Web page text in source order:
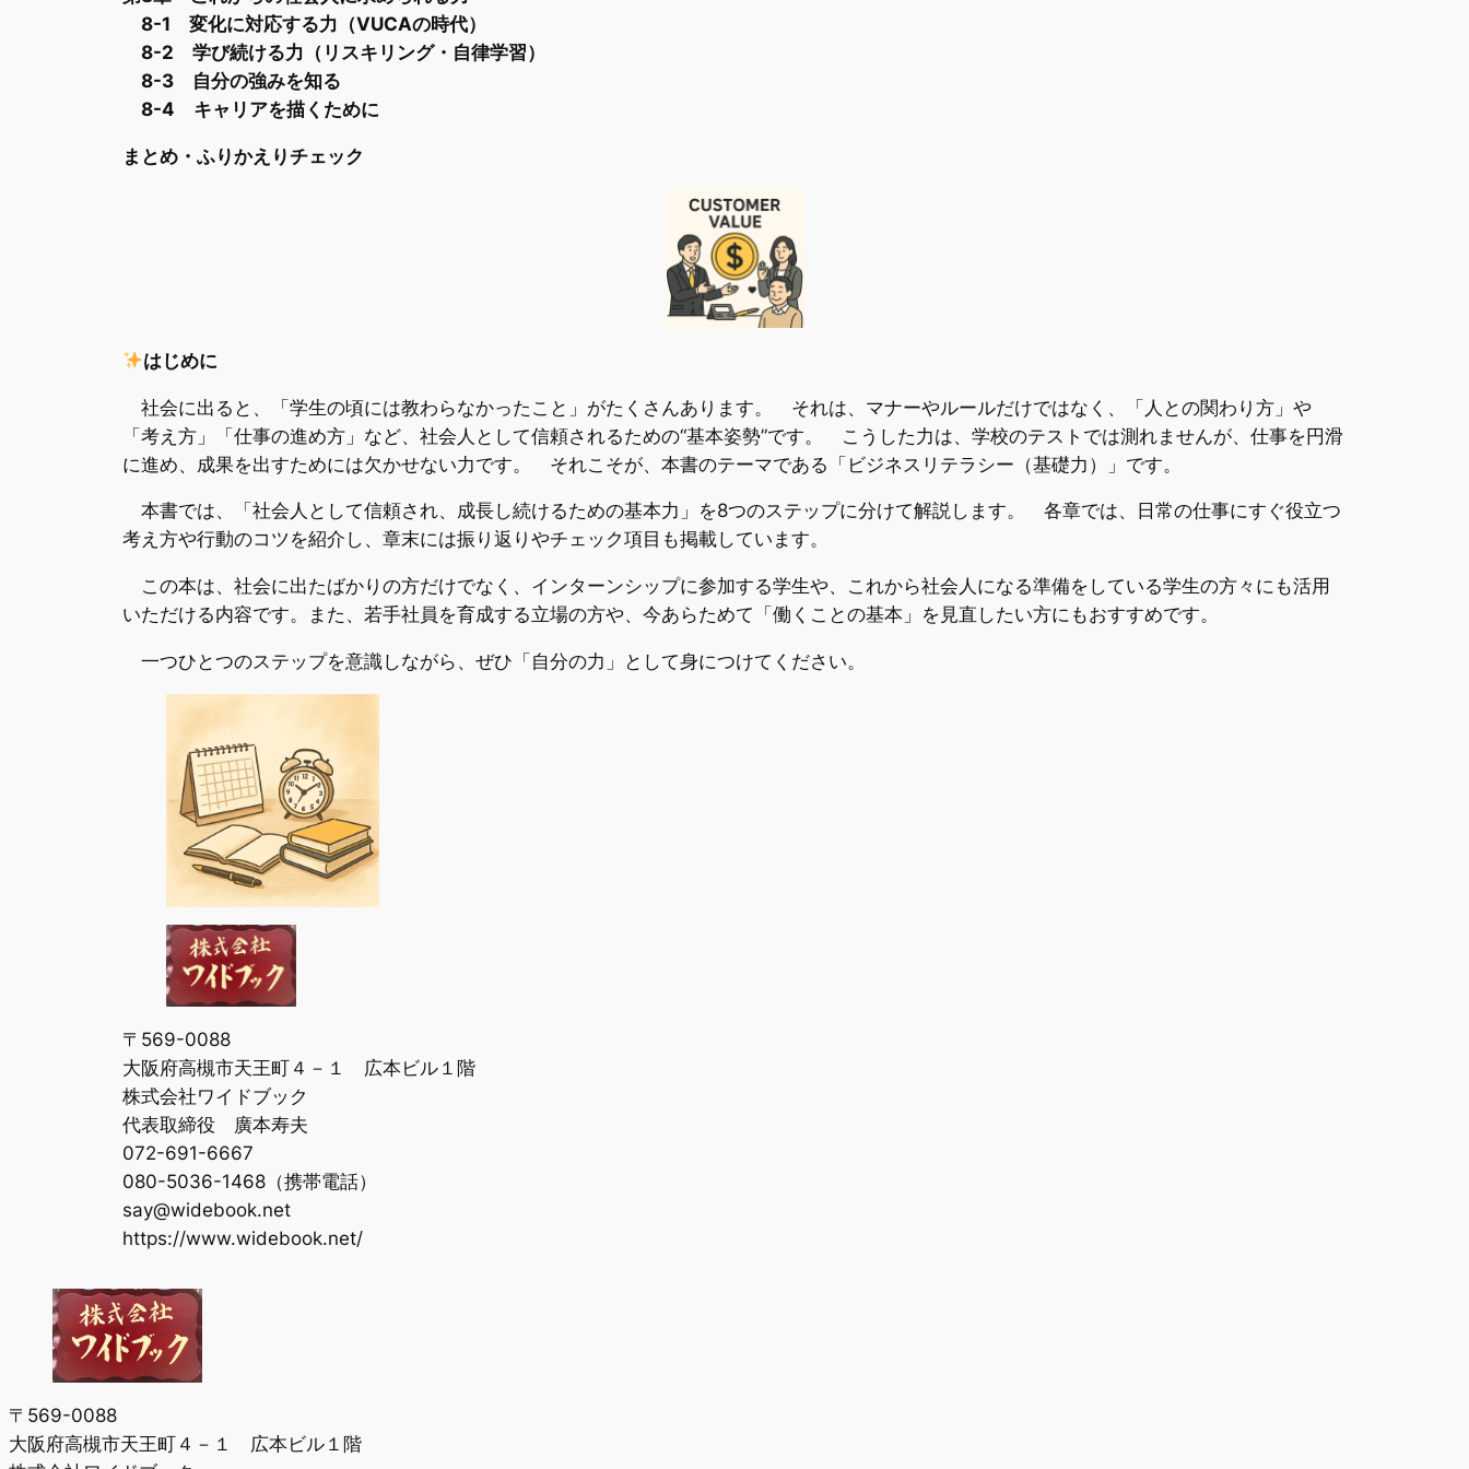
8-1 変化に対応する力（VUCAの時代）
8-2 学び続ける力（リスキリング・自律学習）
8-3 自分の強みを知る
8-4 キャリアを描くために
まとめ・ふりかえりチェック
はじめに
社会に出ると、「学生の頃には教わらなかったこと」がたくさんあります。 それは、マナーやルールだけではなく、「人との関わり方」や
「考え方」「仕事の進め方」など、社会人として信頼されるための“基本姿勢”です。 こうした力は、学校のテストでは測れませんが、仕事を円滑
に進め、成果を出すためには欠かせない力です。 それこそが、本書のテーマである「ビジネスリテラシー（基礎力）」です。
本書では、「社会人として信頼され、成長し続けるための基本力」を8つのステップに分けて解説します。 各章では、日常の仕事にすぐ役立つ
考え方や行動のコツを紹介し、章末には振り返りやチェック項目も掲載しています。
この本は、社会に出たばかりの方だけでなく、インターンシップに参加する学生や、これから社会人になる準備をしている学生の方々にも活用
いただける内容です。また、若手社員を育成する立場の方や、今あらためて「働くことの基本」を見直したい方にもおすすめです。
一つひとつのステップを意識しながら、ぜひ「自分の力」として身につけてください。
〒569-0088
大阪府高槻市天王町４－１ 広本ビル１階
株式会社ワイドブック
代表取締役 廣本寿夫
072-691-6667
080-5036-1468（携帯電話）
say@widebook.net
https://www.widebook.net/
〒569-0088
大阪府高槻市天王町４－１ 広本ビル１階